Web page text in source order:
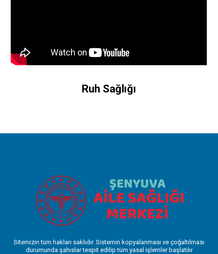
Ruh Sağlığı
Sitemizin tüm hakları saklıdır. Sistemin kopyalanması ve çoğaltılması
durumunda şahıslar tespit edilip tüm yasal işlemler başlatılır